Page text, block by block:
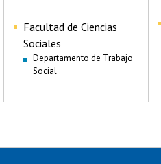
Facultad de Ciencias
Sociales
Departamento de Trabajo
Social